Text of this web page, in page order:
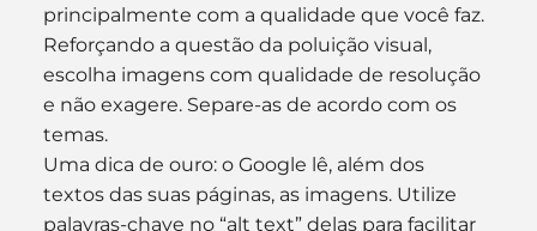
principalmente com a qualidade que você faz.
Reforçando a questão da poluição visual,
escolha imagens com qualidade de resolução
e não exagere. Separe-as de acordo com os
temas.
Uma dica de ouro: o Google lê, além dos
textos das suas páginas, as imagens. Utilize
palavras-chave no “alt text” delas para facilitar